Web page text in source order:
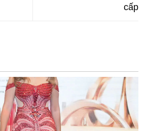
cấp